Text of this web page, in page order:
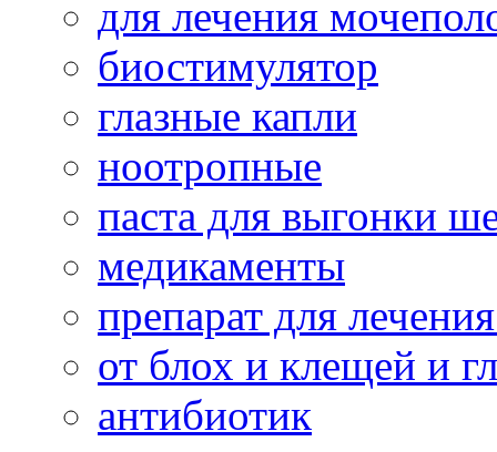
для лечения
биостимулятор
глазные капли
ноотропные
паста для выгонки
медикаменты
препарат для
от блох и клещей и
антибиотик